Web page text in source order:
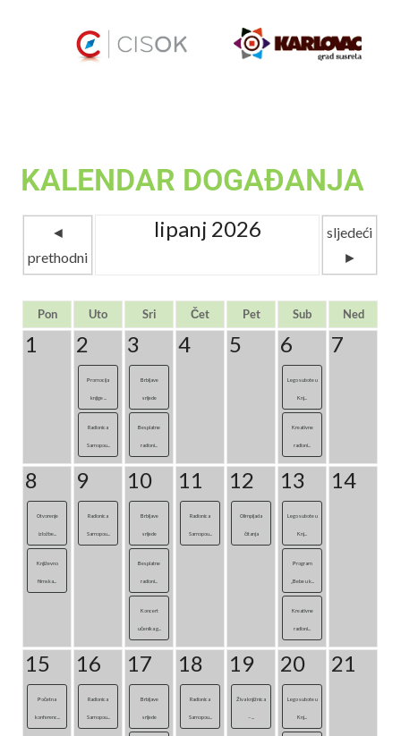
KALENDAR DOGAĐANJA
◄
prethodni
lipanj 2026
sljedeći
►
Pon Uto Sri Čet Pet Sub Ned
1 2
Promocija
knjige ...
Radionica
Samopou...
3
Brbljave
srijede
Besplatne
radioni...
4 5 6
Lego subote u
Knj...
Kreativne
radioni...
7
8
Otvorenje
izložbe...
Književno
filmska...
9
Radionica
Samopou...
10
Brbljave
srijede
Besplatne
radioni...
Koncert
učenika g...
11
Radionica
Samopou...
12
Olimpijada
čitanja
13
Lego subote u
Knj...
Program
„Bebe u k...
Kreativne
radioni...
14
15
Početna
konferenc...
16
Radionica
Samopou...
17
Brbljave
srijede
18
Radionica
Samopou...
19
Živa knjižnica
– ...
20
Lego subote u
Knj...
21